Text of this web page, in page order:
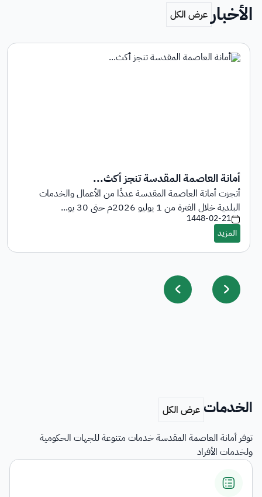
الأخبار
أمانة العاصمة المقدسة تنجز أكث...
أنجزت أمانة العاصمة المقدسة عددًا من الأعمال والخدمات
البلدية خلال الفترة من 1 يوليو 2026م حتى 30 يو...
1448-02-21
الخدمات
توفر أمانة العاصمة المقدسة خدمات متنوعة للجهات الحكومية
ولخدمات الأفراد